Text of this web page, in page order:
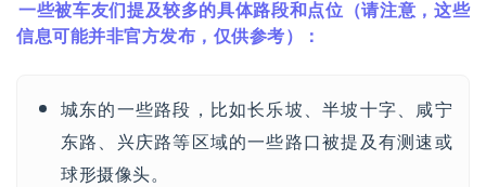
一些被车友们提及较多的具体路段和点位（请注意，这些
信息可能并非官方发布，仅供参考）：
城东的一些路段，比如长乐坡、半坡十字、咸宁
东路、兴庆路等区域的一些路口被提及有测速或
球形摄像头。